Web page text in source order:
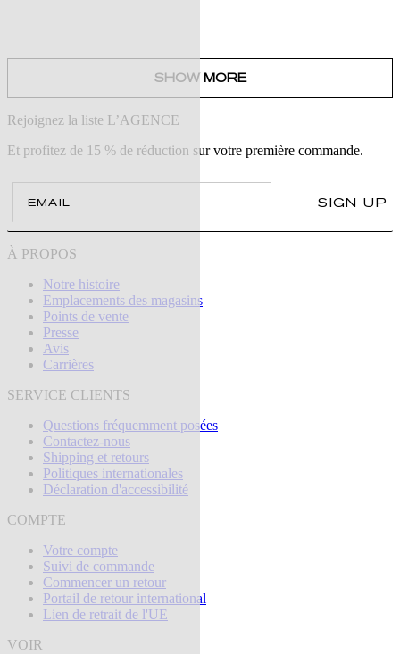
Rejoignez la liste L’AGENCE
Et profitez de 15 % de réduction sur votre première commande.
SIGN UP
À PROPOS
Notre histoire
Emplacements des magasins
Points de vente
Presse
Avis
Carrières
SERVICE CLIENTS
Questions fréquemment posées
Contactez-nous
Shipping et retours
Politiques internationales
Déclaration d'accessibilité
COMPTE
Votre compte
Suivi de commande
Commencer un retour
Portail de retour international
Lien de retrait de l'UE
VOIR